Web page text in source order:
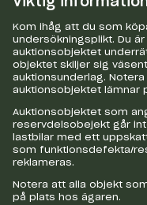
Kom ihåg att du som
undersökningsplikt. Du
auktionsobjektet
objektet skiljer sig
auktionsunderlag.
auktionsobjektet lämnar
Auktionsobjektet som
reservdelsobejekt går
lastbilar med ett
som funktionsdefekta/
reklameras.
Notera att alla objekt
på plats hos ägaren.